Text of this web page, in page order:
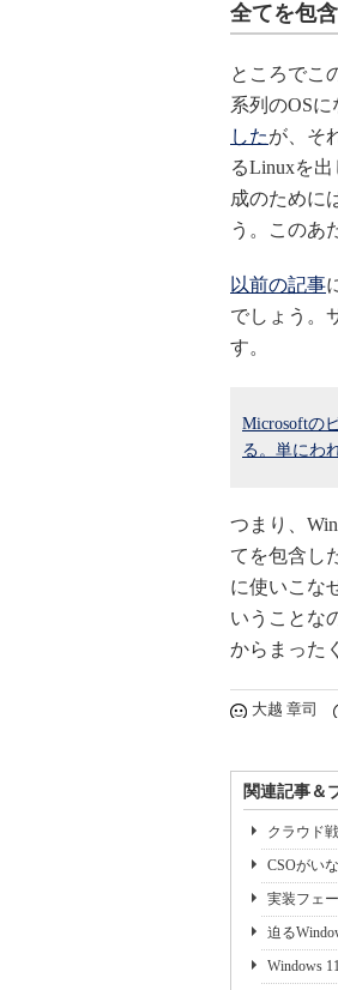
全てを包
ところでこ
系列のOS
したが、そ
るLinuxを
成のために
う。このあ
以前の記事
でしょう。
す。
Microsoftの
る。単にわ
つまり、
てを包含し
に使いこな
いうことな
からまった
大越 章司
関連記事＆
クラウド
CSOがい
実装フェ
迫る
Windows